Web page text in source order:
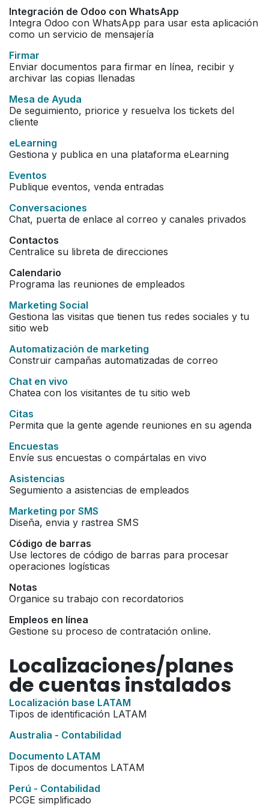
Integración de Odoo con WhatsApp
Integra Odoo con WhatsApp para usar esta aplicación
como un servicio de mensajería
Firmar
Enviar documentos para firmar en línea, recibir y
archivar las copias llenadas
Mesa de Ayuda
De seguimiento, priorice y resuelva los tickets del
cliente
eLearning
Gestiona y publica en una plataforma eLearning
Eventos
Publique eventos, venda entradas
Conversaciones
Chat, puerta de enlace al correo y canales privados
Contactos
Centralice su libreta de direcciones
Calendario
Programa las reuniones de empleados
Marketing Social
Gestiona las visitas que tienen tus redes sociales y tu
sitio web
Automatización de marketing
Construir campañas automatizadas de correo
Chat en vivo
Chatea con los visitantes de tu sitio web
Citas
Permita que la gente agende reuniones en su agenda
Encuestas
Envíe sus encuestas o compártalas en vivo
Asistencias
Segumiento a asistencias de empleados
Marketing por SMS
Diseña, envia y rastrea SMS
Código de barras
Use lectores de código de barras para procesar
operaciones logísticas
Notas
Organice su trabajo con recordatorios
Empleos en línea
Gestione su proceso de contratación online.
Localizaciones/planes
de cuentas instalados
Localización base LATAM
Tipos de identificación LATAM
Australia - Contabilidad
Documento LATAM
Tipos de documentos LATAM
Perú - Contabilidad
PCGE simplificado